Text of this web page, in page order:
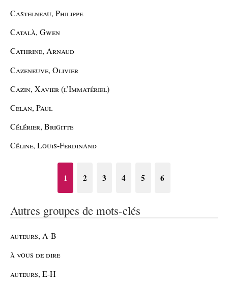
Castelneau, Philippe
Català, Gwen
Cathrine, Arnaud
Cazeneuve, Olivier
Cazin, Xavier (l’Immatériel)
Celan, Paul
Célérier, Brigitte
Céline, Louis-Ferdinand
1 2 3 4 5 6
Autres groupes de mots-clés
auteurs, A-B
à vous de dire
auteurs, E-H